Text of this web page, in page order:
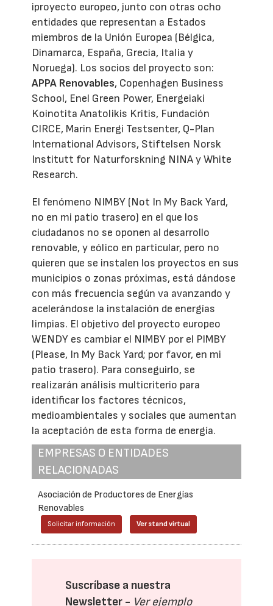
iproyecto europeo, junto con otras ocho
entidades que representan a Estados
miembros de la Unión Europea (Bélgica,
Dinamarca, España, Grecia, Italia y
Noruega). Los socios del proyecto son:
APPA Renovables, Copenhagen Business
School, Enel Green Power, Energeiaki
Koinotita Anatolikis Kritis, Fundación
CIRCE, Marin Energi Testsenter, Q-Plan
International Advisors, Stiftelsen Norsk
Institutt for Naturforskning NINA y White
Research.
El fenómeno NIMBY (Not In My Back Yard,
no en mi patio trasero) en el que los
ciudadanos no se oponen al desarrollo
renovable, y eólico en particular, pero no
quieren que se instalen los proyectos en sus
municipios o zonas próximas, está dándose
con más frecuencia según va avanzando y
acelerándose la instalación de energías
limpias. El objetivo del proyecto europeo
WENDY es cambiar el NIMBY por el PIMBY
(Please, In My Back Yard; por favor, en mi
patio trasero). Para conseguirlo, se
realizarán análisis multicriterio para
identificar los factores técnicos,
medioambientales y sociales que aumentan
la aceptación de esta forma de energía.
EMPRESAS O ENTIDADES
RELACIONADAS
Asociación de Productores de Energías
Renovables
Solicitar información Ver stand virtual
Suscríbase a nuestra
Newsletter - Ver ejemplo